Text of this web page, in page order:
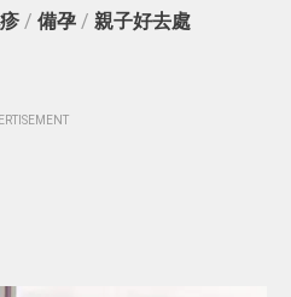
/ 備孕/ 親子好去處